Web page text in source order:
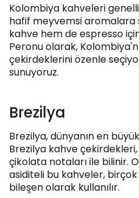
Kolombiya kahveleri
hafif meyvemsi aromalara
kahve hem de espresso
Peronu olarak,
çekirdeklerini özenle
sunuyoruz.
Brezilya
Brezilya, dünyanın en
Brezilya kahve çekirdekleri,
çikolata notaları ile bilinir.
asiditeli bu kahveler,
bileşen olarak kullanılır.